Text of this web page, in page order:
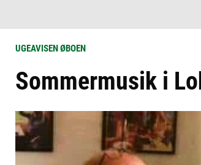
UGEAVISEN ØBOEN
Sommermusik i